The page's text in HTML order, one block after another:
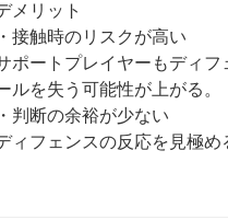
メリット
・接触時のリスクが高い
ポートプレイヤーもディ
ルを失う可能性が上がる。
・判断の余裕が少ない
ィフェンスの反応を見極め